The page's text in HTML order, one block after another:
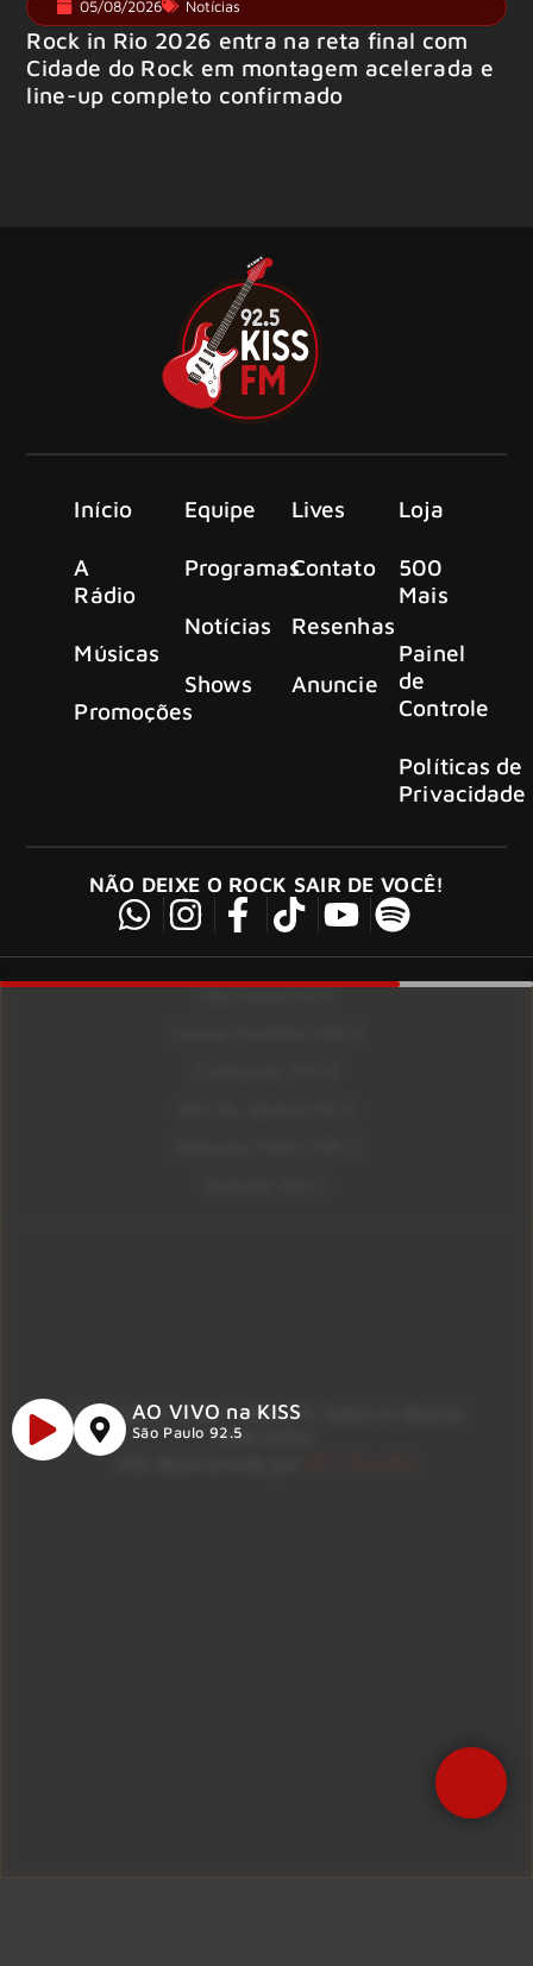
05/08/2026 Notícias
Rock in Rio 2026 entra na reta final com
Cidade do Rock em montagem acelerada e
line-up completo confirmado
Início
A
Rádio
Músicas
Promoções
Equipe
Programas
Notícias
Shows
Lives
Contato
Resenhas
Anuncie
Loja
500
Mais
Painel
de
Controle
Políticas de
Privacidade
NÃO DEIXE O ROCK SAIR DE VOCÊ!
São Paulo 92.5
Copyright © 2026 – KISS FM. Todos os direitos
reservados.
AO VIVO na KISS
São Paulo 92.5